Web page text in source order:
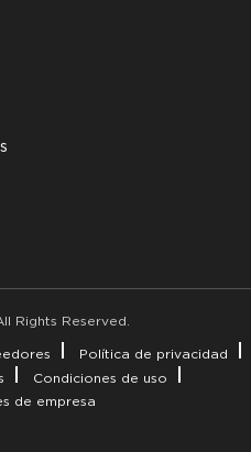
Rights Reserved.
Política de privacidad
Condiciones de uso
de empresa